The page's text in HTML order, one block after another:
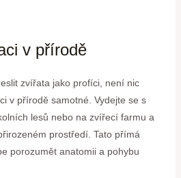
v přírodě
zvířata jako profíci, není nic
v přírodě samotné. Vydejte se s
lesů nebo na zvířecí farmu a
prostředí. Tato přímá
porozumět anatomii a pohybu